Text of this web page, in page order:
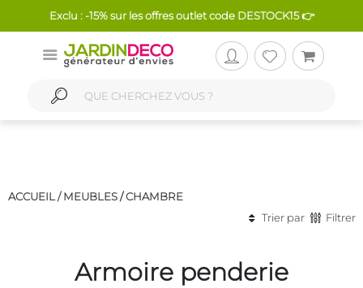
Exclu : -15% sur les offres outlet code DESTOCK15 👉
ACCUEIL / MEUBLES/CHAMBRE
Trier par
Filtrer
Armoire penderie